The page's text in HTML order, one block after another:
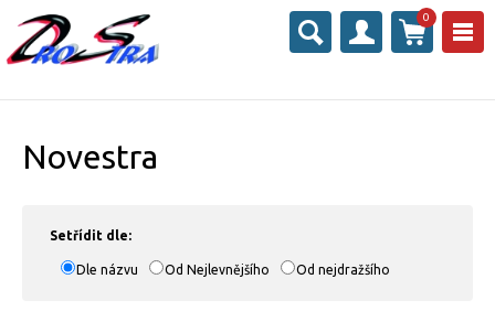
0
Novestra
Setřídit dle:
Dle názvu Od Nejlevnějšího Od nejdražšího